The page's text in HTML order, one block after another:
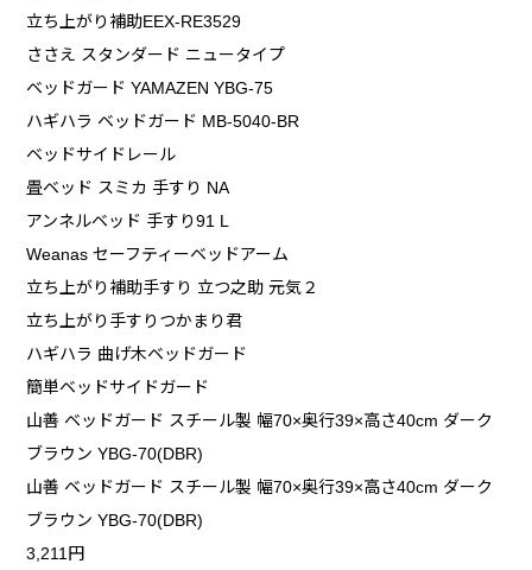
立ち上がり補助EEX-RE3529
ささえ スタンダード ニュータイプ
ベッドガード YAMAZEN YBG-75
ハギハラ ベッドガード MB-5040-BR
ベッドサイドレール
畳ベッド スミカ 手すり NA
アンネルベッド 手すり91 L
Weanas セーフティーベッドアーム
立ち上がり補助手すり 立つ之助 元気２
立ち上がり手すりつかまり君
ハギハラ 曲げ木ベッドガード
簡単ベッドサイドガード
山善 ベッドガード スチール製 幅70×奥行39×高さ40cm ダーク
ブラウン YBG-70(DBR)
山善 ベッドガード スチール製 幅70×奥行39×高さ40cm ダーク
ブラウン YBG-70(DBR)
3,211円